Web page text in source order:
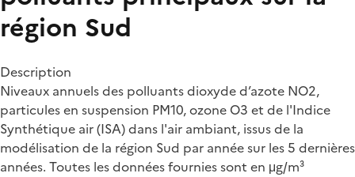
région Sud
Description
Niveaux annuels des polluants dioxyde d’azote NO2,
particules en suspension PM10, ozone O3 et de l'Indice
Synthétique air (ISA) dans l'air ambiant, issus de la
modélisation de la région Sud par année sur les 5 dernières
années. Toutes les données fournies sont en μg/m³